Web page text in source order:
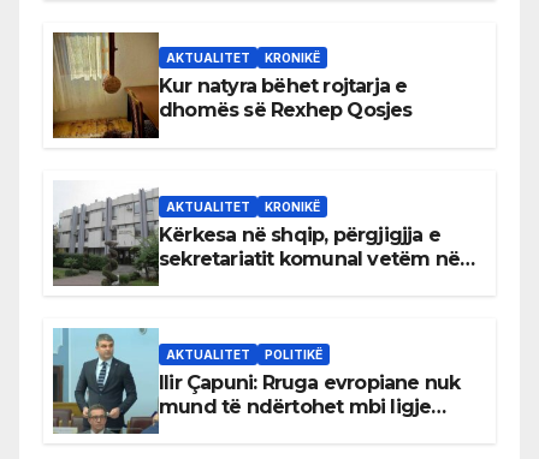
AKTUALITET KRONIKË
Kur natyra bëhet rojtarja e
dhomës së Rexhep Qosjes
AKTUALITET KRONIKË
Kërkesa në shqip, përgjigjja e
sekretariatit komunal vetëm në
AKTUALITET POLITIKË
Ilir Çapuni: Rruga evropiane nuk
mund të ndërtohet mbi ligje